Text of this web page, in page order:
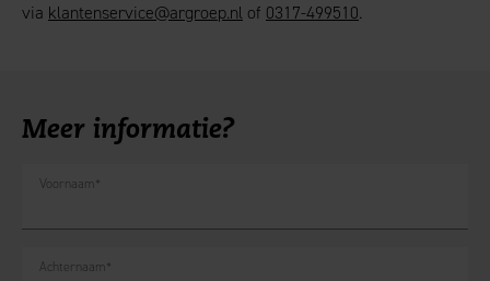
via klantenservice@argroep.nl of 0317-499510.
Meer informatie?
Voornaam *
Achternaam *